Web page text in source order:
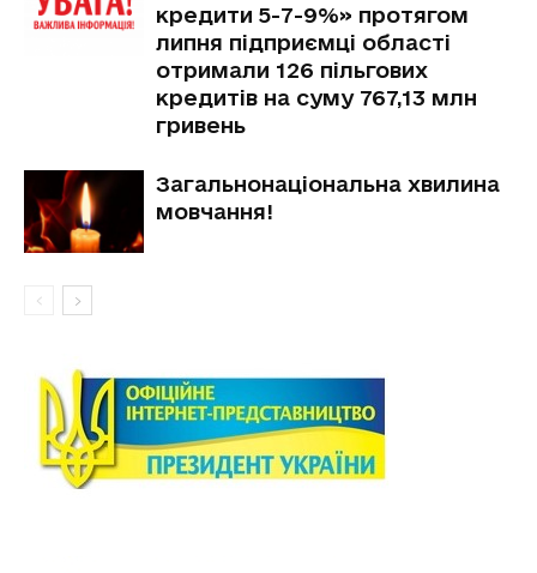
кредити 5-7-9%» протягом
липня підприємці області
отримали 126 пільгових
кредитів на суму 767,13 млн
гривень
Загальнонаціональна хвилина
мовчання!